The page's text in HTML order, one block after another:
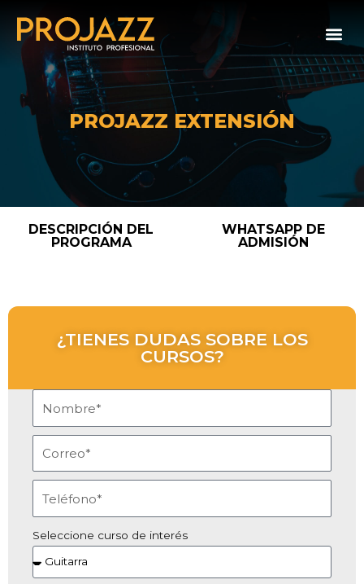
PROJAZZ EXTENSIÓN
DESCRIPCIÓN DEL
PROGRAMA
WHATSAPP DE
ADMISIÓN
¿TIENES DUDAS SOBRE LOS
CURSOS?
Seleccione curso de interés